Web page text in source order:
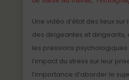
Une vidéo d’état des lieux
des dirigeantes et dirigeants,
les pressions psychologiques
l’impact du stress sur leur
l’importance d’aborder le